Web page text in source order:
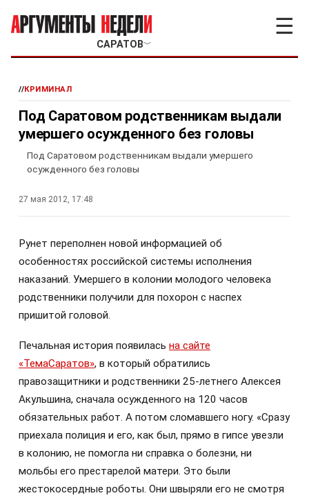
САРАТОВ﹀
☰
//КРИМИНАЛ
Под Саратовом родственникам выдали
умершего осужденного без головы
Под Саратовом родственникам выдали умершего
осужденного без головы
27 мая 2012, 17:48
Рунет переполнен новой информацией об
особенностях российской системы исполнения
наказаний. Умершего в колонии молодого человека
родственники получили для похорон с наспех
пришитой головой.
Печальная история появилась на сайте
«ТемаСаратов», в который обратились
правозащитники и родственники 25-летнего Алексея
Акульшина, сначала осужденного на 120 часов
обязательных работ. А потом сломавшего ногу. «Сразу
приехала полиция и его, как был, прямо в гипсе увезли
в колонию, не помогла ни справка о болезни, ни
мольбы его престарелой матери. Это были
жестокосердные роботы. Они швыряли его не смотря